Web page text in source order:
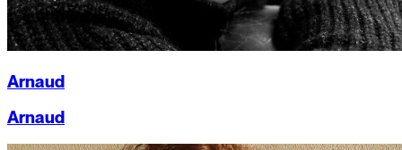
Arnaud
Arnaud